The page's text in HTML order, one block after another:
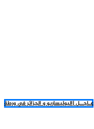
عـاجــل |البوليساريو و الجزائر في ورطة